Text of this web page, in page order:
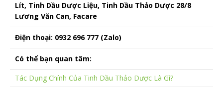
Lít, Tinh Dầu Dược Liệu, Tinh Dầu Thảo Dược 28/8
Lương Văn Can, Facare
Điện thoại: 0932 696 777 (Zalo)
Có thể bạn quan tâm:
Tác Dụng Chính Của Tinh Dầu Thảo Dược Là Gì?